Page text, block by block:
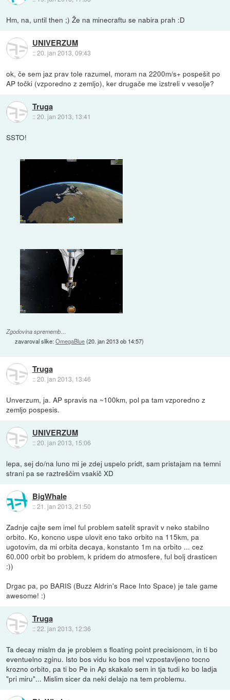
Hm, na, until then ;) Že na minecraftu se nabira prah :D
UNIVERZUM
::20. jan 2013, 09:43
ok, če sem jaz prav tole razumel, moram na 2200m/s+ pospešit po
AP točki (vzporedno z zemljo), ker drugače me izstreli v vesolje?
Truga
::20. jan 2013, 13:41
SSTO!
Zgodovina sprememb…
zavaroval slike:OmegaBlue(20. jan 2013 ob 14:57)
Truga
::20. jan 2013, 13:46
Unverzum, ja. AP spravis na ~100km, pol pa tam vzporedno z
zemljo pospesis.
UNIVERZUM
::20. jan 2013, 15:06
lepa, sej do/na luno mi je zdej uspelo pridt, sam pristajam na temni
strani pa se raztreščim vsakič XD
BigWhale
::21. jan 2013, 21:50
Zadnje cajte sem imel ful problem satelit spravit v neko stabilno
orbito. Ko, koncno uspe ulovit eno tako orbito na 115km, pa
ugotovim, da mi orbita decaya, konstanto 1m na orbito ... cez
60.000 orbit bo problem, k pridem do atmosfere, ful bolj drasticen
:))
Drgac pa, po BARIS (Buzz Aldrin's Race Into Space) je tale game
awesome! :)
Truga
::22. jan 2013, 12:36
Ta decay mislm da je problem s floating point precisionom, in ti bo
eventuelno zginu. Isto bos vidu ko bos mel vzpostavljeno tocno
krozno orbito, pa ti bo Pe in Ap skakalo sem in tja tudi ko bo ladja
"pri miru"... Mislim sicer da neki delajo na tem problemu.